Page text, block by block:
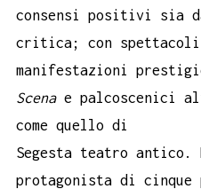
consensi positivi sia
critica; con
manifestazioni
Scenae palcoscenici
come quello di
Segesta teatro antico.
protagonista di cinque